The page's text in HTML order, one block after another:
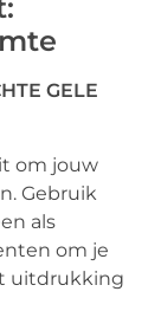
om jouw
Gebruik
als
om je
uitdrukking